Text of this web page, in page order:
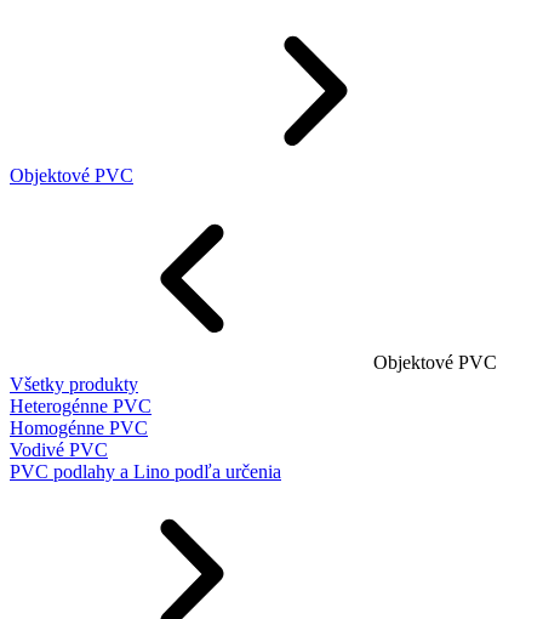
Objektové PVC
Objektové PVC
Všetky produkty
Heterogénne PVC
Homogénne PVC
Vodivé PVC
PVC podlahy a Lino podľa určenia